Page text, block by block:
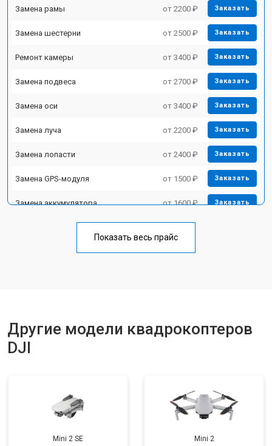
Замена рамы от 2200 ₽ Заказать
Замена шестерни от 2500 ₽ Заказать
Ремонт камеры от 3400 ₽ Заказать
Замена подвеса от 2700 ₽ Заказать
Замена оси от 3400 ₽ Заказать
Замена луча от 2200 ₽ Заказать
Замена лопасти от 2400 ₽ Заказать
Замена GPS-модуля от 1500 ₽ Заказать
Замена аккумулятора от 1600 ₽ Заказать
от 1800 ₽
Показать весь прайс
Другие модели квадрокоптеров
DJI
Mini 2 SE Mini 2